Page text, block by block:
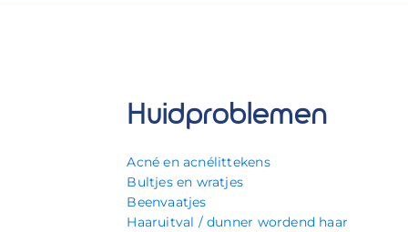
Huidproblemen
Acné en acnélittekens
Bultjes en wratjes
Beenvaatjes
Haaruitval / dunner wordend haar